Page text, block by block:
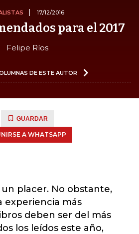
17/12/2016
para el 2017
Felipe Ríos
DE ESTE AUTOR
GUARDAR
A WHATSAPP
placer. No obstante,
experiencia más
deben ser del más
los leídos este año,